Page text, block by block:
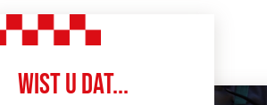
WIST U DAT...